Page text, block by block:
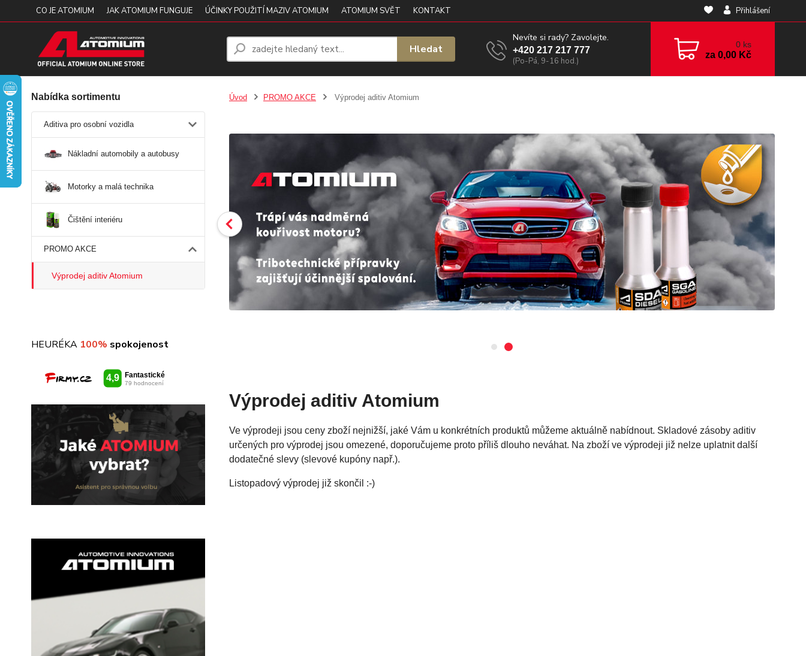
CO JE ATOMIUM JAK ATOMIUM FUNGUJE ÚČINKY POUŽITÍ MAZIV ATOMIUM ATOMIUM SVĚT KONTAKT Přihlášení
Hledat
Nevíte si rady? Zavolejte.
+420 217 217 777
(Po-Pá, 9-16 hod.)
0 ks
za 0,00 Kč
Nabídka sortimentu
Aditiva pro osobní vozidla
Nákladní automobily a autobusy
Motorky a malá technika
Čištění interiéru
PROMO AKCE
Výprodej aditiv Atomium
HEURÉKA 100% spokojenost
Úvod PROMO AKCE Výprodej aditiv Atomium
Výprodej aditiv Atomium
Ve výprodeji jsou ceny zboží nejnižší, jaké Vám u konkrétních produktů můžeme aktuálně nabídnout. Skladové zásoby aditiv
určených pro výprodej jsou omezené, doporučujeme proto příliš dlouho neváhat. Na zboží ve výprodeji již nelze uplatnit další
dodatečné slevy (slevové kupóny např.).
Listopadový výprodej již skončil :-)